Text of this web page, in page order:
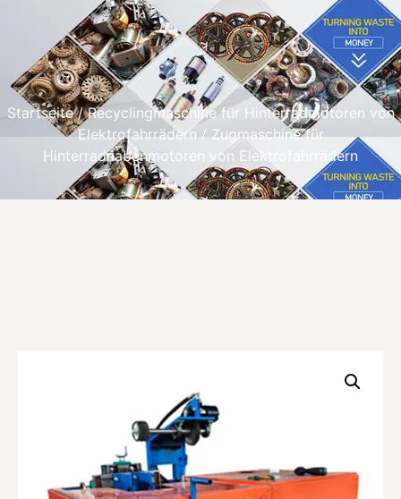
Startseite/Recyclingmaschine für Hinterradmotoren von
Elektrofahrrädern / Zugmaschine für
Hinterradnabenmotoren von Elektrofahrrädern